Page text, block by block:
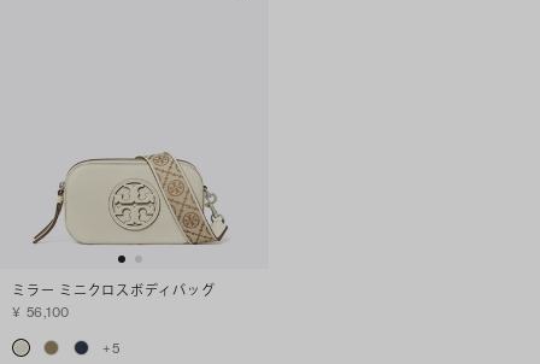
ミラー ミニクロスボディバッグ
¥ 56,100
+5